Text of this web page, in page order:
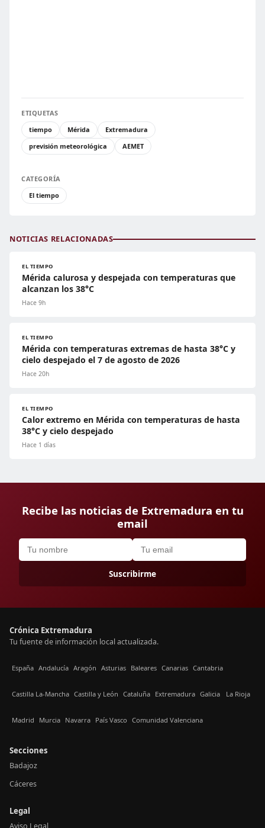
ETIQUETAS
tiempo
Mérida
Extremadura
previsión meteorológica
AEMET
CATEGORÍA
El tiempo
NOTICIAS RELACIONADAS
EL TIEMPO
Mérida calurosa y despejada con temperaturas que
alcanzan los 38°C
Hace 9h
EL TIEMPO
Mérida con temperaturas extremas de hasta 38°C y
cielo despejado el 7 de agosto de 2026
Hace 20h
EL TIEMPO
Calor extremo en Mérida con temperaturas de hasta
38°C y cielo despejado
Hace 1 días
Recibe las noticias de Extremadura en tu
email
Suscribirme
Crónica Extremadura
Tu fuente de información local actualizada.
España Andalucía Aragón Asturias Baleares Canarias Cantabria
Castilla La-Mancha Castilla y León Cataluña Extremadura Galicia La Rioja
Madrid Murcia Navarra País Vasco Comunidad Valenciana
Secciones
Badajoz
Cáceres
Legal